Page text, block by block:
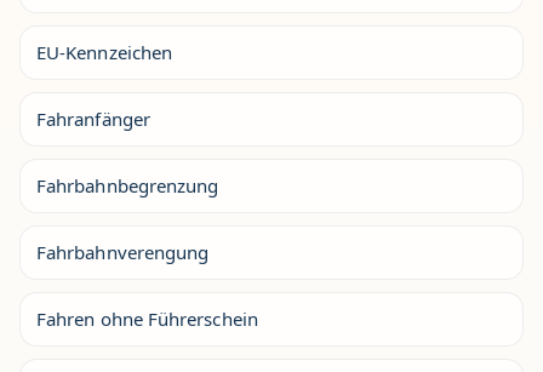
EU-Kennzeichen
Fahranfänger
Fahrbahnbegrenzung
Fahrbahnverengung
Fahren ohne Führerschein